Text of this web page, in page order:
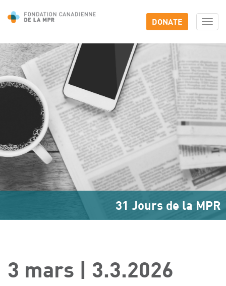
DONATE
31 Jours de la MPR
3 mars | 3.3.2026